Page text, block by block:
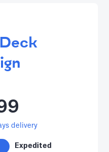
delivery
Expedited